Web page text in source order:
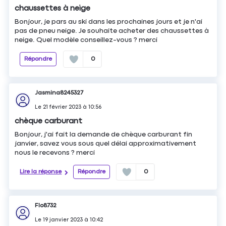
chaussettes à neige
Bonjour, je pars au ski dans les prochaines jours et je n'ai
pas de pneu neige. Je souhaite acheter des chaussettes à
neige. Quel modèle conseillez-vous ? merci
Répondre 0
Jasmina8245327
Le 21 février 2023 à10:56
chèque carburant
Bonjour, j'ai fait la demande de chèque carburant fin
janvier, savez vous sous quel délai approximativement
nous le recevons ? merci
Lire la réponse Répondre 0
Flo8732
Le19 janvier 2023 à10:42